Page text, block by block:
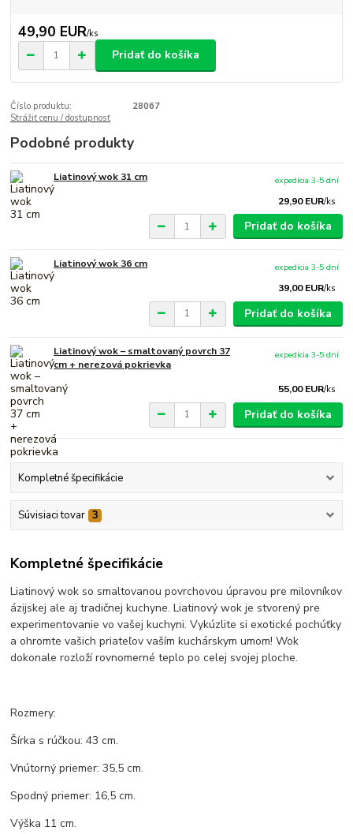
49,90 EUR/ks
Pridať do košíka
Číslo produktu:
28067
Strážiť cenu / dostupnosť
Podobné produkty
Liatinový wok 31 cm
29,90 EUR/ks
expedícia 3-5 dní
Pridať do košíka
Liatinový wok 36 cm
39,00 EUR/ks
expedícia 3-5 dní
Pridať do košíka
Liatinový wok – smaltovaný povrch 37
cm + nerezová pokrievka
55,00 EUR/ks
expedícia 3-5 dní
Pridať do košíka
Kompletné špecifikácie
Súvisiaci tovar 3
Kompletné špecifikácie
Liatinový wok so smaltovanou povrchovou úpravou pre milovníkov
ázijskej ale aj tradičnej kuchyne. Liatinový wok je stvorený pre
experimentovanie vo vašej kuchyni. Vykúzlite si exotické pochúťky
a ohromte vašich priateľov vaším kuchárskym umom! Wok
dokonale rozloží rovnomerné teplo po celej svojej ploche.
Rozmery:
Šírka s rúčkou: 43 cm.
Vnútorný priemer: 35,5 cm.
Spodný priemer: 16,5 cm.
Výška 11 cm.